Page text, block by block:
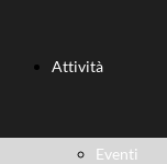
Attività
Eventi